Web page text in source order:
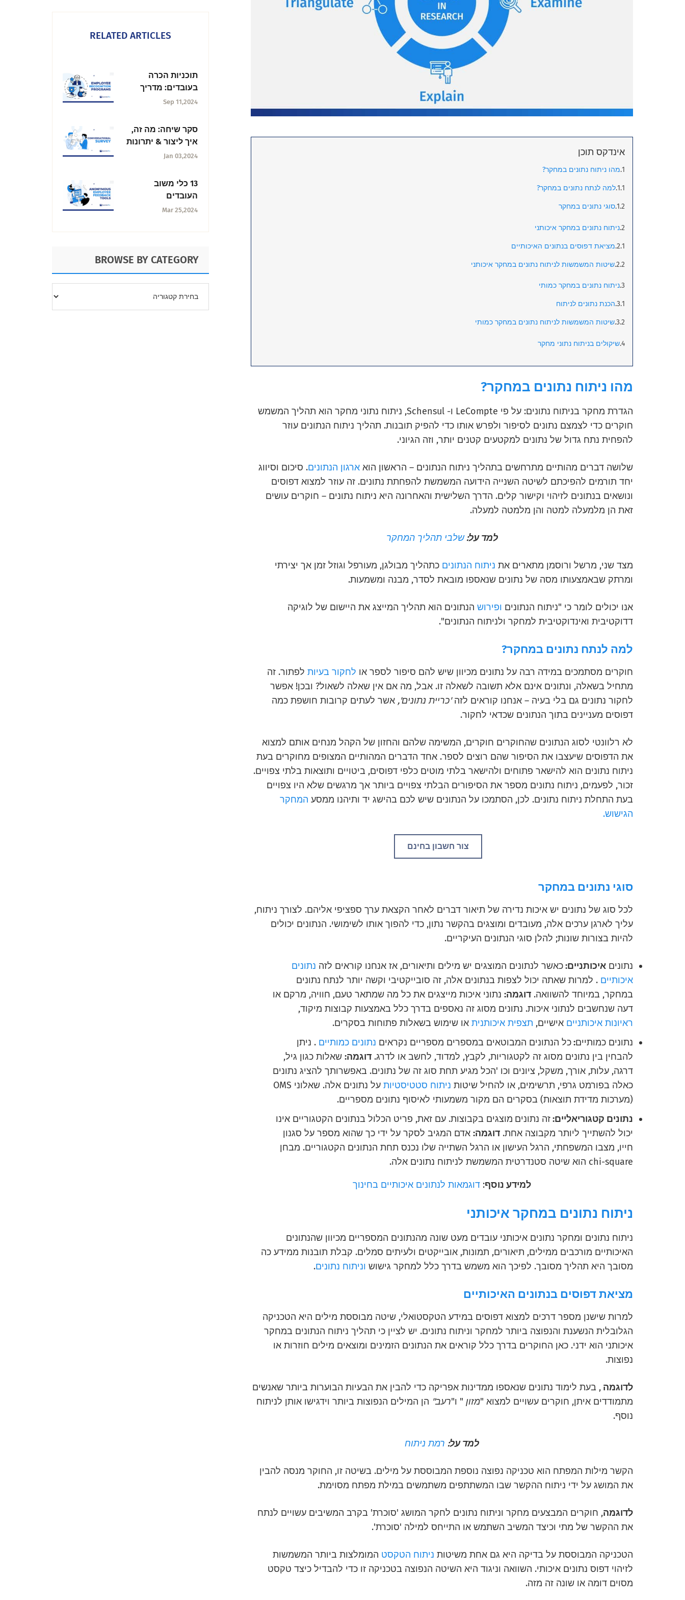
אינדקס תוכן
מהו ניתוח נתונים במחקר?
למה לנתח נתונים במחקר?
סוגי נתונים במחקר
ניתוח נתונים במחקר איכותני
מציאת דפוסים בנתונים האיכותיים
שיטות המשמשות לניתוח נתונים במחקר איכותני
ניתוח נתונים במחקר כמותי
הכנת נתונים לניתוח
שיטות המשמשות לניתוח נתונים במחקר כמותי
שיקולים בניתוח נתוני מחקר
מהו ניתוח נתונים במחקר?
הגדרת מחקר בניתוח נתונים: על פי LeCompte ו- Schensul, ניתוח נתוני מחקר הוא תהליך המשמש
חוקרים כדי לצמצם נתונים לסיפור ולפרש אותו כדי להפיק תובנות. תהליך ניתוח הנתונים עוזר
להפחית נתח גדול של נתונים למקטעים קטנים יותר, וזה הגיוני.
שלושה דברים מהותיים מתרחשים בתהליך ניתוח הנתונים – הראשון הוא ארגון הנתונים. סיכום וסיווג
יחד תורמים להפיכתם לשיטה השנייה הידועה המשמשת להפחתת נתונים. זה עוזר למצוא דפוסים
ונושאים בנתונים לזיהוי וקישור קלים. הדרך השלישית והאחרונה היא ניתוח נתונים – חוקרים עושים
זאת הן מלמעלה למטה והן מלמטה למעלה.
למד על: שלבי תהליך המחקר
מצד שני, מרשל ורוסמן מתארים את ניתוח הנתונים כתהליך מבולגן, מעורפל וגוזל זמן אך יצירתי
ומרתק שבאמצעותו מסה של נתונים שנאספו מובאת לסדר, מבנה ומשמעות.
אנו יכולים לומר כי "ניתוח הנתונים ופירוש הנתונים הוא תהליך המייצג את היישום של לוגיקה
דדוקטיבית ואינדוקטיבית למחקר ולניתוח הנתונים".
למה לנתח נתונים במחקר?
חוקרים מסתמכים במידה רבה על נתונים מכיוון שיש להם סיפור לספר או לחקור בעיות לפתור. זה
מתחיל בשאלה, ונתונים אינם אלא תשובה לשאלה זו. אבל, מה אם אין שאלה לשאול? ובכן! אפשר
לחקור נתונים גם בלי בעיה – אנחנו קוראים לזה'כריית נתונים', אשר לעתים קרובות חושפת כמה
דפוסים מעניינים בתוך הנתונים שכדאי לחקור.
לא רלוונטי לסוג הנתונים שהחוקרים חוקרים, המשימה שלהם והחזון של הקהל מנחים אותם למצוא
את הדפוסים שיעצבו את הסיפור שהם רוצים לספר. אחד הדברים המהותיים המצופים מחוקרים בעת
ניתוח נתונים הוא להישאר פתוחים ולהישאר בלתי מוטים כלפי דפוסים, ביטויים ותוצאות בלתי צפויים.
זכור, לפעמים, ניתוח נתונים מספר את הסיפורים הבלתי צפויים ביותר אך מרגשים שלא היו צפויים
בעת התחלת ניתוח נתונים. לכן, הסתמכו על הנתונים שיש לכם בהישג יד ותיהנו ממסע המחקר
הגישוש.
צור חשבון בחינם
סוגי נתונים במחקר
לכל סוג של נתונים יש איכות נדירה של תיאור דברים לאחר הקצאת ערך ספציפי אליהם. לצורך ניתוח,
עליך לארגן ערכים אלה, מעובדים ומוצגים בהקשר נתון, כדי להפוך אותו לשימושי. הנתונים יכולים
להיות בצורות שונות; להלן סוגי הנתונים העיקריים.
נתונים איכותניים:כאשר לנתונים המוצגים יש מילים ותיאורים, אז אנחנו קוראים לזה נתונים
איכותיים . למרות שאתה יכול לצפות בנתונים אלה, זה סובייקטיבי וקשה יותר לנתח נתונים
במחקר, במיוחד להשוואה. דוגמה: נתוני איכות מייצגים את כל מה שמתאר טעם, חוויה, מרקם או
דעה שנחשבים לנתוני איכות. נתונים מסוג זה נאספים בדרך כלל באמצעות קבוצות מיקוד,
ראיונות איכותניים אישיים, תצפית איכותנית או שימוש בשאלות פתוחות בסקרים.
נתונים כמותיים:כל הנתונים המבוטאים במספרים מספריים נקראים נתונים כמותיים . ניתן
להבחין בין נתונים מסוג זה לקטגוריות, לקבץ, למדוד, לחשב או לדרג. דוגמה: שאלות כגון גיל,
דרגה, עלות, אורך, משקל, ציונים וכו 'הכל מגיע תחת סוג זה של נתונים. באפשרותך להציג נתונים
כאלה בפורמט גרפי, תרשימים, או להחיל שיטות ניתוח סטטיסטיות
על נתונים אלה. שאלוני OMS
(מערכות מדידת תוצאות) בסקרים הם מקור משמעותי לאיסוף נתונים מספריים.
נתונים קטגוריאליים:זה נתונים מוצגים בקבוצות. עם זאת, פריט הכלול בנתונים הקטגוריים אינו
יכול להשתייך ליותר מקבוצה אחת. דוגמה: אדם המגיב לסקר על ידי כך שהוא מספר על סגנון
חייו, מצבו המשפחתי, הרגל העישון או הרגל השתייה שלו נכנס תחת הנתונים הקטגוריים. מבחן
chi-square הוא שיטה סטנדרטית המשמשת לניתוח נתונים אלה.
למידע נוסף: דוגמאות לנתונים איכותיים בחינוך
ניתוח נתונים במחקר איכותני
ניתוח נתונים ומחקר נתונים איכותני עובדים מעט שונה מהנתונים המספריים מכיוון שהנתונים
האיכותיים מורכבים ממילים, תיאורים, תמונות, אובייקטים ולעיתים סמלים. קבלת תובנות ממידע כה
מסובך היא תהליך מסובך. לפיכך הוא משמש בדרך כלל למחקר גישוש וניתוח נתונים.
מציאת דפוסים בנתונים האיכותיים
למרות שישנן מספר דרכים למצוא דפוסים במידע הטקסטואלי, שיטה מבוססת מילים היא הטכניקה
הגלובלית הנשענת והנפוצה ביותר למחקר וניתוח נתונים. יש לציין כי תהליך ניתוח הנתונים במחקר
איכותני הוא ידני. כאן החוקרים בדרך כלל קוראים את הנתונים הזמינים ומוצאים מילים חוזרות או
נפוצות.
לדוגמה , בעת לימוד נתונים שנאספו ממדינות אפריקה כדי להבין את הבעיות הבוערות ביותר שאנשים
מתמודדים איתן, חוקרים עשויים למצוא "מזון " ו"רעב" הן המילים הנפוצות ביותר וידגישו אותן לניתוח
נוסף.
למד על: רמת ניתוח
הקשר מילות המפתח הוא טכניקה נפוצה נוספת המבוססת על מילים. בשיטה זו, החוקר מנסה להבין
את המושג על ידי ניתוח ההקשר שבו המשתתפים משתמשים במילת מפתח מסוימת.
לדוגמה, חוקרים המבצעים מחקר וניתוח נתונים לחקר המושג 'סוכרת' בקרב המשיבים עשויים לנתח
את ההקשר של מתי וכיצד המשיב השתמש או התייחס למילה 'סוכרת'.
הטכניקה המבוססת על בדיקה היא גם אחת משיטות ניתוח הטקסט המומלצות ביותר המשמשות
לזיהוי דפוס נתונים איכותי. השוואה וניגוד היא השיטה הנפוצה בטכניקה זו כדי להבדיל כיצד טקסט
מסוים דומה או שונה זה מזה.
RELATED ARTICLES
תוכניות הכרה
בעובדים: מדריך
מלא
Sep 11,2024
סקר שיחה: מה זה,
איך ליצור & יתרונות
Jan 03,2024
13 כלי משוב
העובדים
האנונימיים
2024
Mar 25,2024
BROWSE BY CATEGORY
CATEGORY